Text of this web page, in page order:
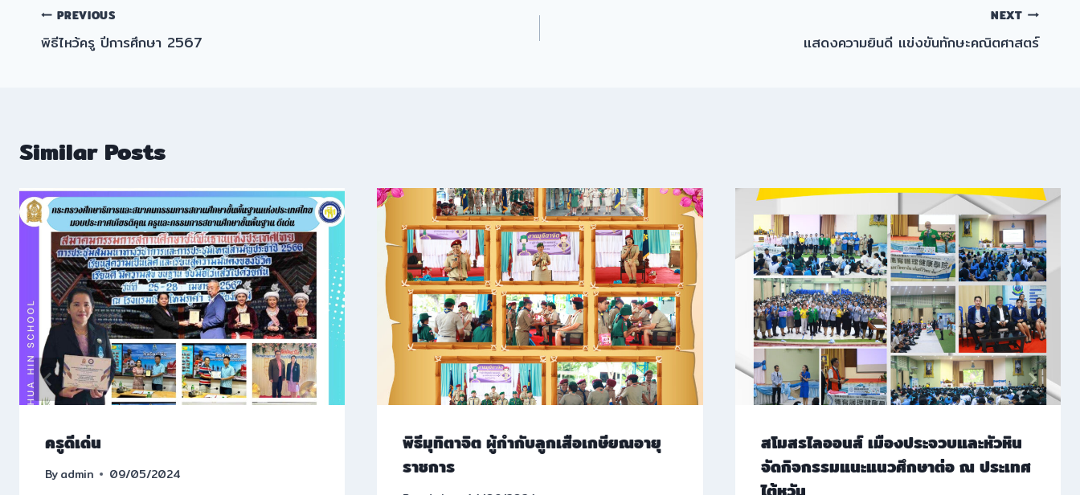
แนะแนว
เรื่อง
PREVIOUS
พิธีไหว้ครู ปีการศึกษา 2567
NEXT
แสดงความยินดี แข่งขันทักษะคณิตศาสตร์
Similar Posts
ครูดีเด่น
Byadmin 09/05/2024
พิธีมุทิตาจิต ผู้กำกับลูกเสือเกษียณอายุ
ราชการ
สโมสรไลออนส์ เมืองประจวบและหัวหิน
จัดกิจกรรมแนะแนวศึกษาต่อ ณ ประเทศ